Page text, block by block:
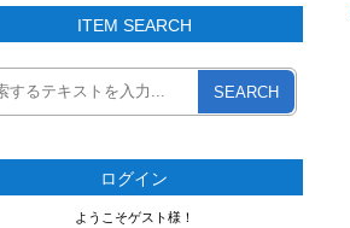
ITEM SEARCH
SEARCH
ログイン
ようこそゲスト様！